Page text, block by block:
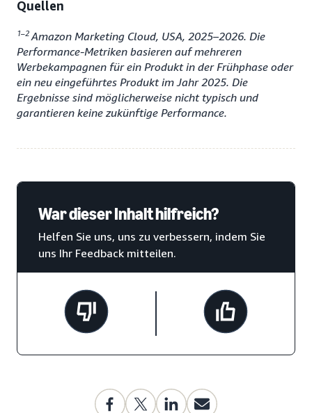
Quellen
1–2 Amazon Marketing Cloud, USA, 2025–2026. Die
Performance-Metriken basieren auf mehreren
Werbekampagnen für ein Produkt in der Frühphase oder
ein neu eingeführtes Produkt im Jahr 2025. Die
Ergebnisse sind möglicherweise nicht typisch und
garantieren keine zukünftige Performance.
War dieser Inhalt hilfreich?
Helfen Sie uns, uns zu verbessern, indem Sie
uns Ihr Feedback mitteilen.